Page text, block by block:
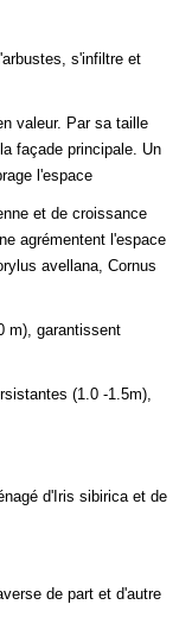
s'infiltre et
valeur. Par sa taille
façade principale. Un
l'espace
et de croissance
agrémentent l'espace
avellana, Cornus
m), garantissent
(1.0 -1.5m),
d'Iris sibirica et de
de part et d'autre